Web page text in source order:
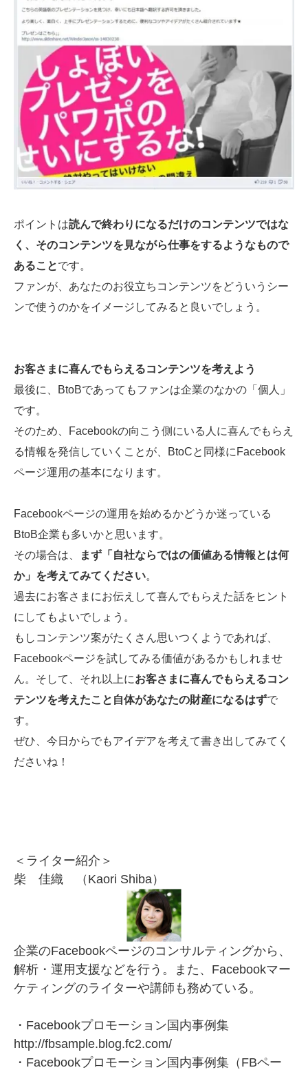
ポイントは読んで終わりになるだけのコンテンツではな
く、そのコンテンツを見ながら仕事をするようなもので
あることです。
ファンが、あなたのお役立ちコンテンツをどういうシー
ンで使うのかをイメージしてみると良いでしょう。
お客さまに喜んでもらえるコンテンツを考えよう
最後に、BtoBであってもファンは企業のなかの「個人」
です。
そのため、Facebookの向こう側にいる人に喜んでもらえ
る情報を発信していくことが、BtoCと同様にFacebook
ページ運用の基本になります。
Facebookページの運用を始めるかどうか迷っている
BtoB企業も多いかと思います。
その場合は、
まず「自社ならではの価値ある情報とは何
か」を考えてみてください。
過去にお客さまにお伝えして喜んでもらえた話をヒント
にしてもよいでしょう。
もしコンテンツ案がたくさん思いつくようであれば、
Facebookページを試してみる価値があるかもしれませ
ん。そして、それ以上にお客さまに喜んでもらえるコン
テンツを考えたこと自体があなたの財産になるはずで
す。
ぜひ、今日からでもアイデアを考えて書き出してみてく
ださいね！
＜ライター紹介＞
柴 佳織 （Kaori Shiba）
企業のFacebookページのコンサルティングから、
解析・運用支援などを行う。また、Facebookマー
ケティングのライターや講師も務めている。
・Facebookプロモーション国内事例集
http://fbsample.blog.fc2.com/
・Facebookプロモーション国内事例集（FBペー